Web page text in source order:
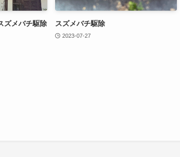
ズメバチ駆除 スズメバチ駆除
2023-07-27